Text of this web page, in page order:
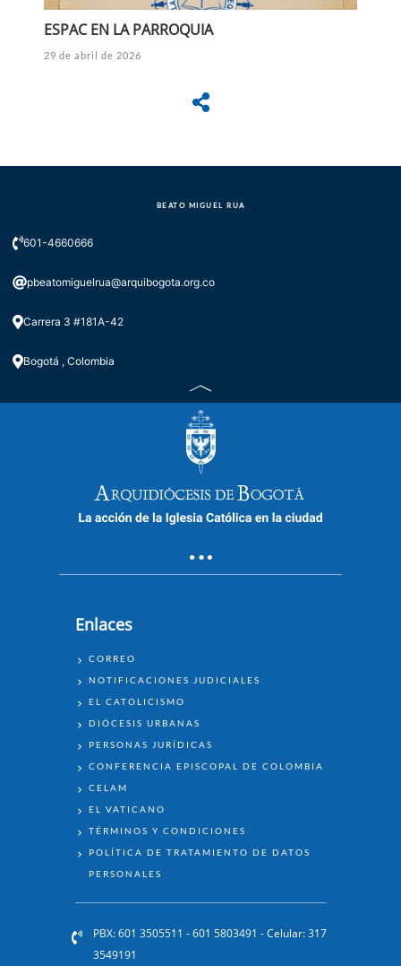
ESPAC EN LA PARROQUIA
29 de abril de 2026
BEATO MIGUEL RUA
601-4660666
pbeatomiguelrua@arquibogota.org.co
Carrera 3 #181A-42
Bogotá , Colombia
Enlaces
ENLACES
CORREO
NOTIFICACIONES JUDICIALES
EL CATOLICISMO
DIÓCESIS URBANAS
PERSONAS JURÍDICAS
CONFERENCIA EPISCOPAL DE COLOMBIA
CELAM
EL VATICANO
TÉRMINOS Y CONDICIONES
POLÍTICA DE TRATAMIENTO DE DATOS
PERSONALES
PBX: 601 3505511 - 601 5803491 - Celular: 317
3549191